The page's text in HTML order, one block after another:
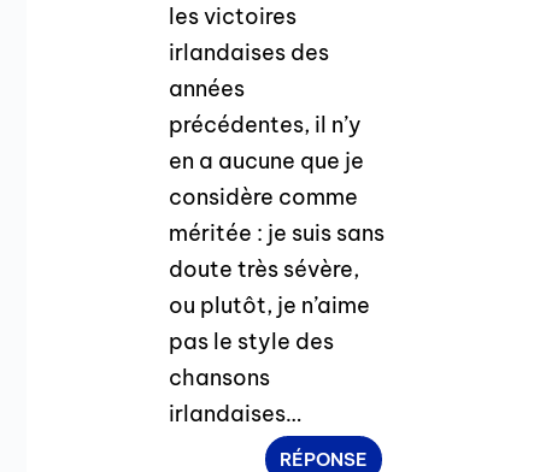
les victoires
irlandaises des
années
précédentes, il n’y
en a aucune que je
considère comme
méritée : je suis sans
doute très sévère,
ou plutôt, je n’aime
pas le style des
chansons
irlandaises…
RÉPONSE